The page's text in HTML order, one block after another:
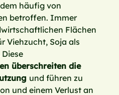
häufig von
betroffen. Immer
Flächen
Viehzucht, Soja als
überschreiten die
und führen zu
und einem Verlust an